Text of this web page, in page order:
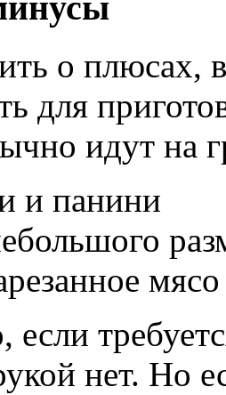
о плюсах,
для
идут на
и панини
мясо
если
нет. Но